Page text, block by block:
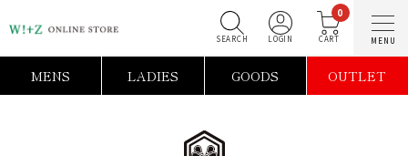
0
MENS LADIES GOODS OUTLET